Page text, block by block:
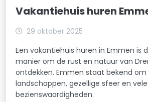
Vakantiehuis huren
29 oktober 2025
Een vakantiehuis huren in Emmen is
manier om de rust en natuur van
ontdekken. Emmen staat bekend
landschappen, gezellige sfeer en vele
bezienswaardigheden.